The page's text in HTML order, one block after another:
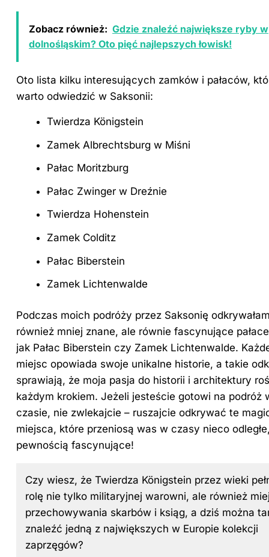
Zobacz również: Gdzie znaleźć największe ryby w
dolnośląskim? Oto pięć najlepszych łowisk!
Oto lista kilku interesujących zamków i pałaców,
warto odwiedzić w Saksonii:
Twierdza Königstein
Zamek Albrechtsburg w Miśni
Pałac Moritzburg
Pałac Zwinger w Dreźnie
Twierdza Hohenstein
Zamek Colditz
Pałac Biberstein
Zamek Lichtenwalde
Podczas moich podróży przez Saksonię
również mniej znane, ale równie fascynujące
jak Pałac Biberstein czy Zamek Lichtenwalde.
miejsc opowiada swoje unikalne historie, a takie
sprawiają, że moja pasja do historii i architektury
każdym krokiem. Jeżeli jesteście gotowi na podróż
czasie, nie zwlekajcie – ruszajcie odkrywać te
miejsca, które przeniosą was w czasy nieco
pewnością fascynujące!
Czy wiesz, że Twierdza Königstein przez wieki
rolę nie tylko militaryjnej warowni, ale również
przechowywania skarbów i ksiąg, a dziś można
znaleźć jedną z największych w Europie kolekcji
zaprzęgów?